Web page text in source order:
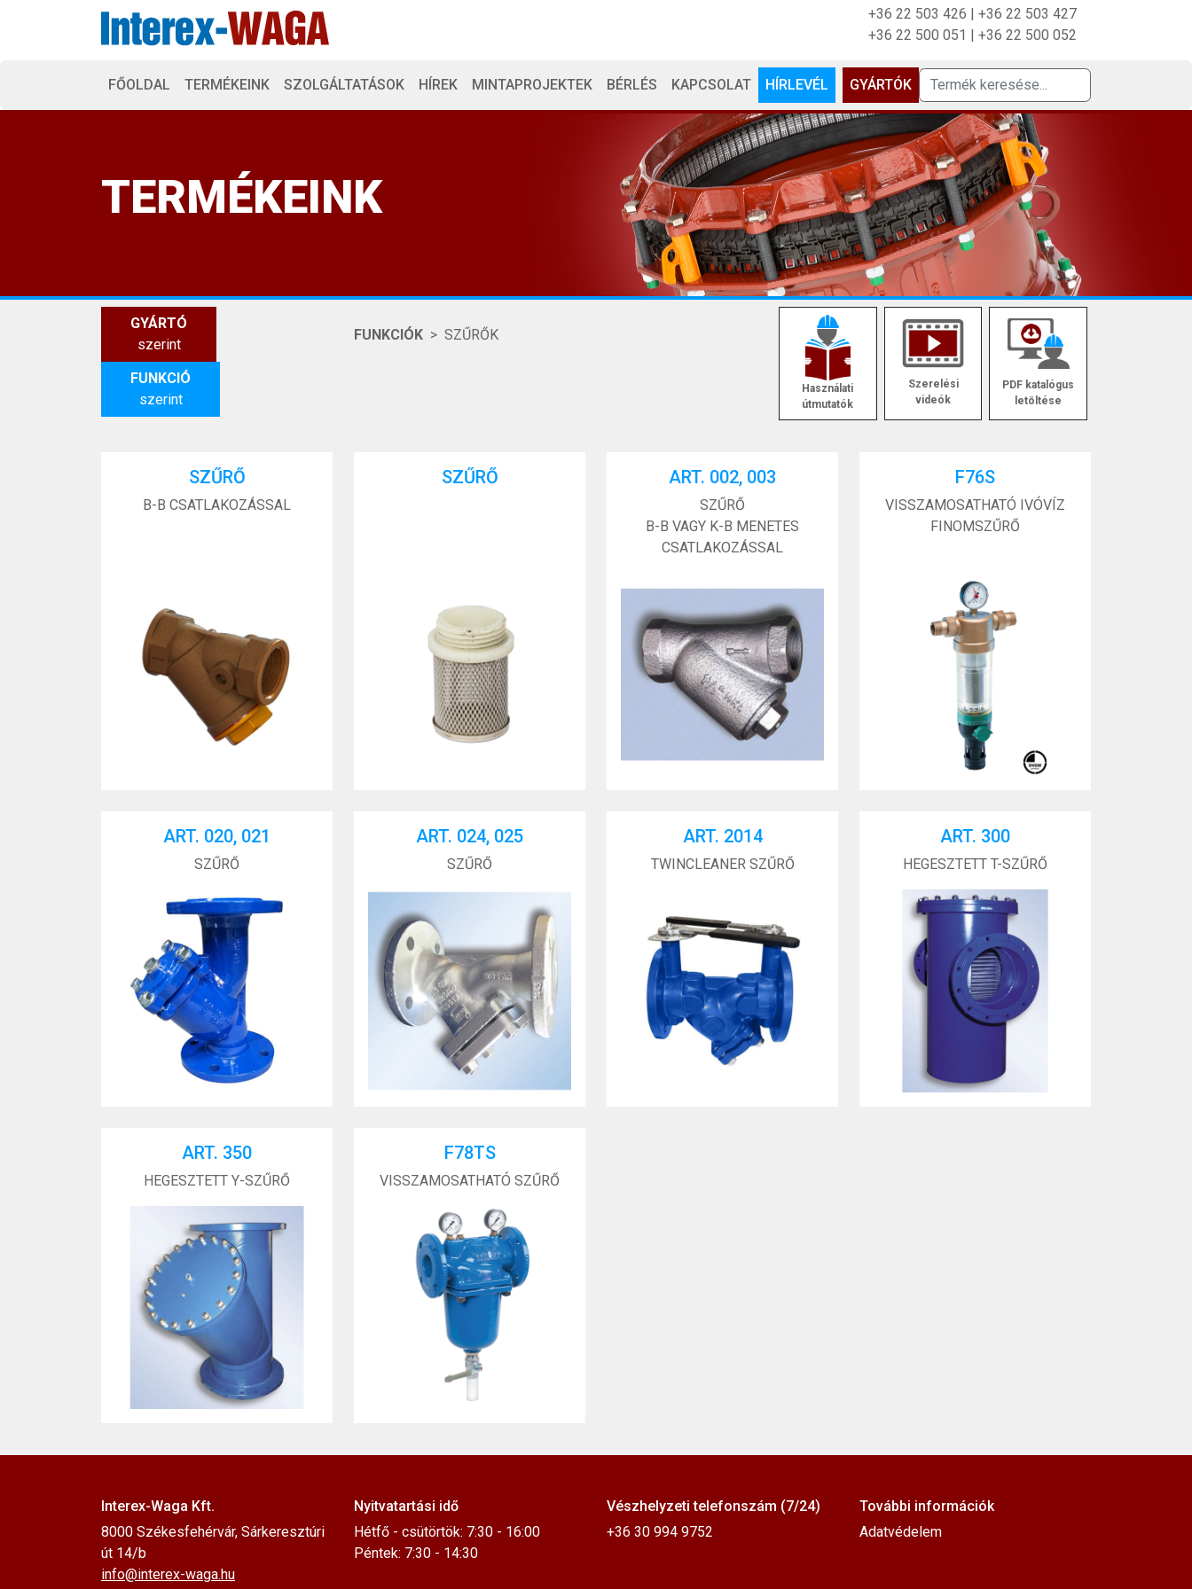
+36 22 503 426 | +36 22 503 427
+36 22 500 051 | +36 22 500 052
FŐOLDAL TERMÉKEINK SZOLGÁLTATÁSOK HÍREK MINTAPROJEKTEK BÉRLÉS KAPCSOLAT HÍRLEVÉL GYÁRTÓK
TERMÉKEINK
GYÁRTÓ
szerint
FUNKCIÓ
szerint
FUNKCIÓK SZŰRŐK
Használati
útmutatók
Szerelési
videók
PDF katalógus
letöltése
SZŰRŐ
B-B CSATLAKOZÁSSAL
SZŰRŐ ART. 002, 003
SZŰRŐ
B-B VAGY K-B MENETES
CSATLAKOZÁSSAL
F76S
VISSZAMOSATHATÓ IVÓVÍZ
FINOMSZŰRŐ
ART. 020, 021
SZŰRŐ
ART. 024, 025
SZŰRŐ
ART. 2014
TWINCLEANER SZŰRŐ
ART. 300
HEGESZTETT T-SZŰRŐ
ART. 350
HEGESZTETT Y-SZŰRŐ
F78TS
VISSZAMOSATHATÓ SZŰRŐ
Interex-Waga Kft.
8000 Székesfehérvár, Sárkeresztúri
út 14/b
info@interex-waga.hu
Nyitvatartási idő
Hétfő - csütörtök: 7:30 - 16:00
Péntek: 7:30 - 14:30
Vészhelyzeti telefonszám (7/24)
+36 30 994 9752
További információk
Adatvédelem